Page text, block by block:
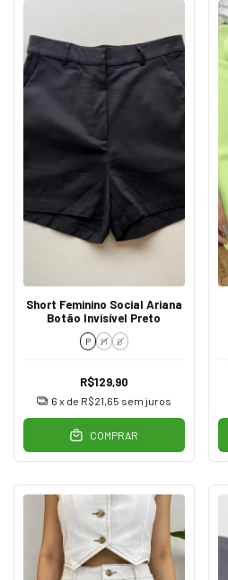
Short Feminino Social Ariana
Botão Invisível Preto
P M G
R$129,90
6 x de R$21,65 sem juros
COMPRAR